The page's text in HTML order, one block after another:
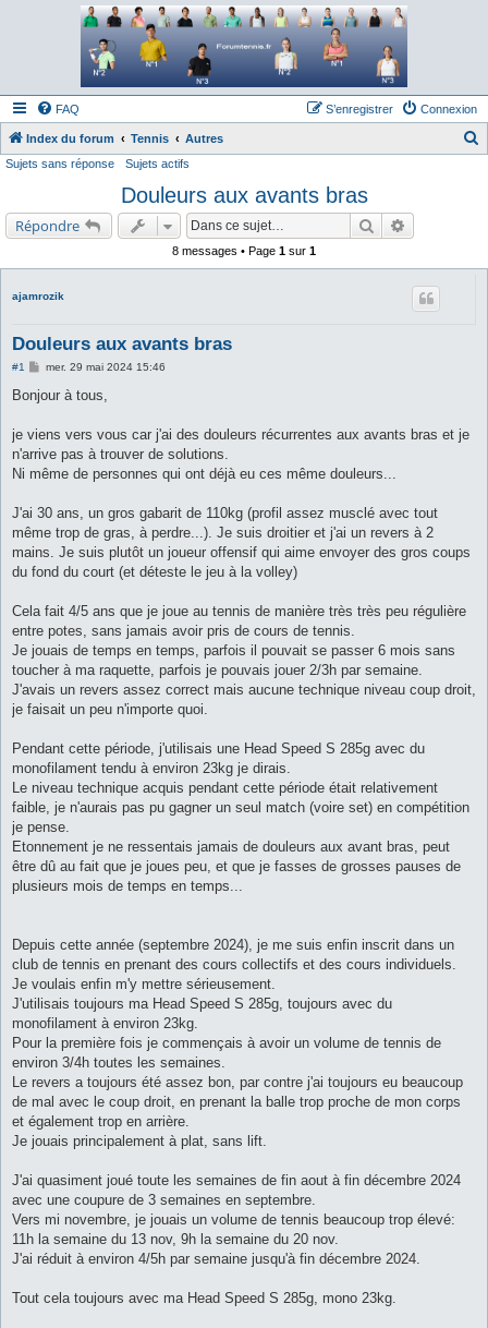
Forum tennis
Le forum des passionnés de tennis
FAQ Connexion
S’enregistrer
Index du forum Tennis Autres
r
Sujets sans réponse Sujets actifs
Douleurs aux avants bras
Répondre Rechercher
8 messages • Page 1 sur 1
ajamrozik
Douleurs aux avants bras
#1
M
s
g
mer. 29 mai 2024 15:46
Bonjour à tous,
je viens vers vous car j'ai des douleurs récurrentes aux avants bras et je
n'arrive pas à trouver de solutions.
Ni même de personnes qui ont déjà eu ces même douleurs...
J'ai 30 ans, un gros gabarit de 110kg (profil assez musclé avec tout
même trop de gras, à perdre...). Je suis droitier et j'ai un revers à 2
mains. Je suis plutôt un joueur offensif qui aime envoyer des gros coups
du fond du court (et déteste le jeu à la volley)
Cela fait 4/5 ans que je joue au tennis de manière très très peu régulière
entre potes, sans jamais avoir pris de cours de tennis.
Je jouais de temps en temps, parfois il pouvait se passer 6 mois sans
toucher à ma raquette, parfois je pouvais jouer 2/3h par semaine.
J'avais un revers assez correct mais aucune technique niveau coup droit,
je faisait un peu n'importe quoi.
Pendant cette période, j'utilisais une Head Speed S 285g avec du
monofilament tendu à environ 23kg je dirais.
Le niveau technique acquis pendant cette période était relativement
faible, je n'aurais pas pu gagner un seul match (voire set) en compétition
je pense.
Etonnement je ne ressentais jamais de douleurs aux avant bras, peut
être dû au fait que je joues peu, et que je fasses de grosses pauses de
plusieurs mois de temps en temps...
Depuis cette année (septembre 2024), je me suis enfin inscrit dans un
club de tennis en prenant des cours collectifs et des cours individuels.
Je voulais enfin m'y mettre sérieusement.
J'utilisais toujours ma Head Speed S 285g, toujours avec du
monofilament à environ 23kg.
Pour la première fois je commençais à avoir un volume de tennis de
environ 3/4h toutes les semaines.
Le revers a toujours été assez bon, par contre j'ai toujours eu beaucoup
de mal avec le coup droit, en prenant la balle trop proche de mon corps
et également trop en arrière.
Je jouais principalement à plat, sans lift.
J'ai quasiment joué toute les semaines de fin aout à fin décembre 2024
avec une coupure de 3 semaines en septembre.
Vers mi novembre, je jouais un volume de tennis beaucoup trop élevé:
11h la semaine du 13 nov, 9h la semaine du 20 nov.
J'ai réduit à environ 4/5h par semaine jusqu'à fin décembre 2024.
Tout cela toujours avec ma Head Speed S 285g, mono 23kg.